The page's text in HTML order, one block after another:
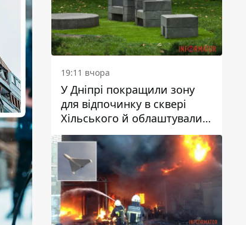
19:11 вчора
У Дніпрі покращили зону
для відпочинку в сквері
Хільського й облаштували
штучний газон